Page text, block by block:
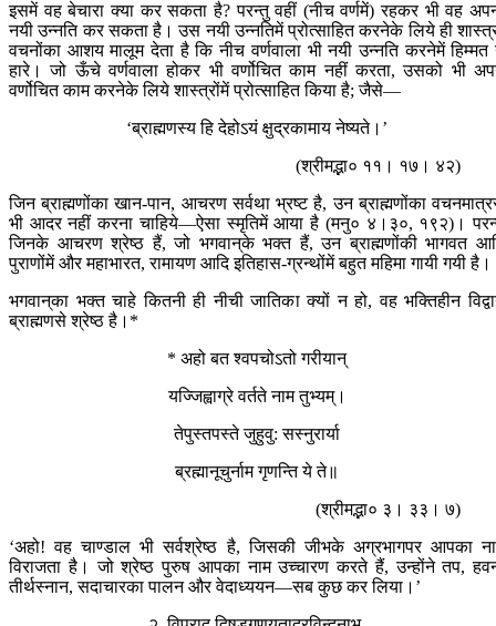
इसमें वह बेचारा क्या कर सकता है? परन्तु वहीं (नीच वर्णमें) रहकर भी वह
नयी उन्नति कर सकता है। उस नयी उन्नतिमें प्रोत्साहित करनेके लिये ही
वचनोंका आशय मालूम देता है कि नीच वर्णवाला भी नयी उन्नति करनेमें हिम्मत
हारे। जो ऊँचे वर्णवाला होकर भी वर्णोचित काम नहीं करता, उसको भी
वर्णोचित काम करनेके लिये शास्त्रोंमें प्रोत्साहित किया है; जैसे—
‘ब्राह्मणस्य हि देहोऽयं क्षुद्रकामाय नेष्यते।’
(श्रीमद्भा० ११। १७। ४२)
जिन ब्राह्मणोंका खान-पान, आचरण सर्वथा भ्रष्ट है, उन ब्राह्मणोंका
भी आदर नहीं करना चाहिये—ऐसा स्मृतिमें आया है (मनु० ४।३०, १९२)।
जिनके आचरण श्रेष्ठ हैं, जो भगवान‍्के भक्त हैं, उन ब्राह्मणोंकी भागवत
पुराणोंमें और महाभारत, रामायण आदि इतिहास-ग्रन्थोंमें बहुत महिमा गायी गयी है।
भगवान‍्का भक्त चाहे कितनी ही नीची जातिका क्यों न हो, वह भक्तिहीन
ब्राह्मणसे श्रेष्ठ है।*
* अहो बत श्वपचोऽतो गरीयान्
यज्जिह्वाग्रे वर्तते नाम तुभ्यम्।
तेपुस्तपस्ते जुहुवु: सस्नुरार्या
ब्रह्मानूचुर्नाम गृणन्ति ये ते॥
(श्रीमद्भा० ३। ३३। ७)
‘अहो! वह चाण्डाल भी सर्वश्रेष्ठ है, जिसकी जीभके अग्रभागपर आपका
विराजता है। जो श्रेष्ठ पुरुष आपका नाम उच्चारण करते हैं, उन्होंने तप,
तीर्थस्नान, सदाचारका पालन और वेदाध्ययन—सब कुछ कर लिया।’